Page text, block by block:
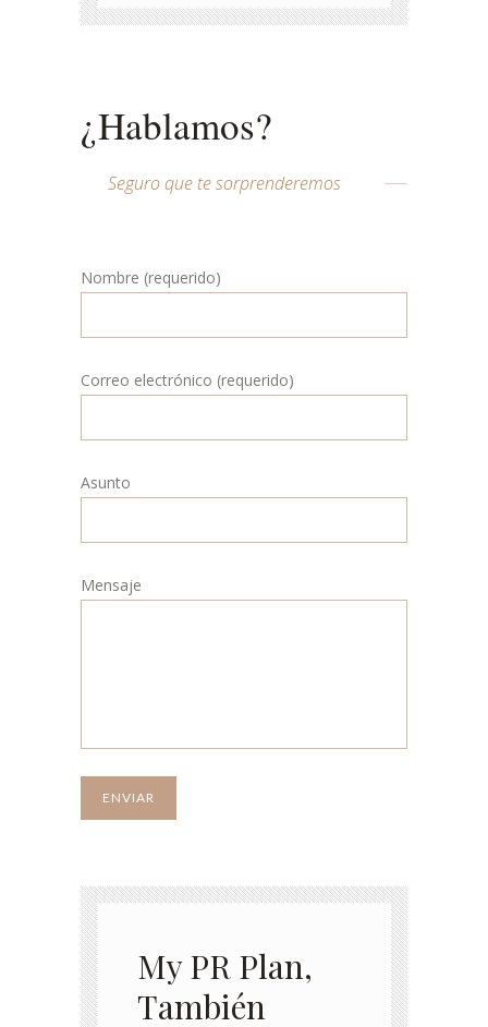
¿Hablamos?
Seguro que te sorprenderemos
Nombre (requerido)
Correo electrónico (requerido)
Asunto
Mensaje
My PR Plan,
También